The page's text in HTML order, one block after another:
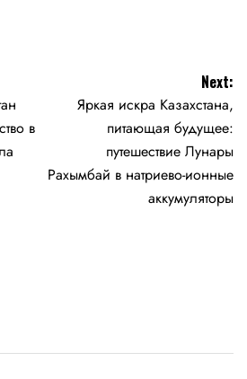
в
Next:
Яркая искра Казахстана,
питающая будущее:
путешествие Лунары
Рахымбай в натриево-ионные
аккумуляторы